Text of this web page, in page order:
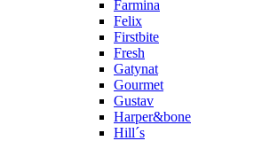
Farmina
Felix
Firstbite
Fresh
Gatynat
Gourmet
Gustav
Harper&bone
Hill´s